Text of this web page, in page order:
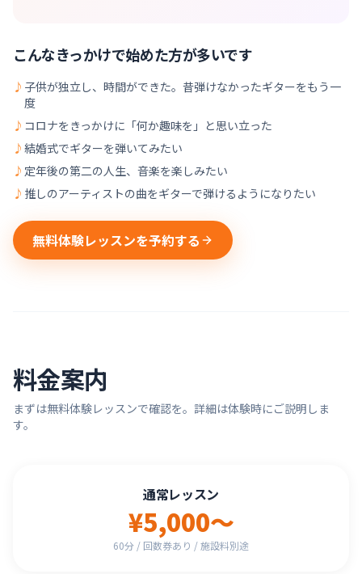
こんなきっかけで始めた方が多いです
♪ 子供が独立し、時間ができた。昔弾けなかったギターをもう一
度
♪ コロナをきっかけに「何か趣味を」と思い立った
♪ 結婚式でギターを弾いてみたい
♪ 定年後の第二の人生、音楽を楽しみたい
♪ 推しのアーティストの曲をギターで弾けるようになりたい
無料体験レッスンを予約する
料金案内
まずは無料体験レッスンで確認を。詳細は体験時にご説明しま
す。
通常レッスン
¥5,000〜
60分 / 回数券あり / 施設料別途